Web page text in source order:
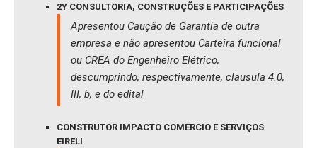
2Y CONSULTORIA, CONSTRUÇÕES E PARTICIPAÇÕES
Apresentou Caução de Garantia de outra
empresa e não apresentou Carteira funcional
ou CREA do Engenheiro Elétrico,
descumprindo, respectivamente, clausula 4.0,
III, b, e do edital
CONSTRUTOR IMPACTO COMÉRCIO E SERVIÇOS
EIRELI